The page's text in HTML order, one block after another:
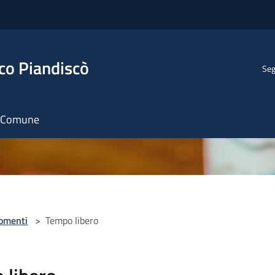
Piandiscò
> Tempo libero